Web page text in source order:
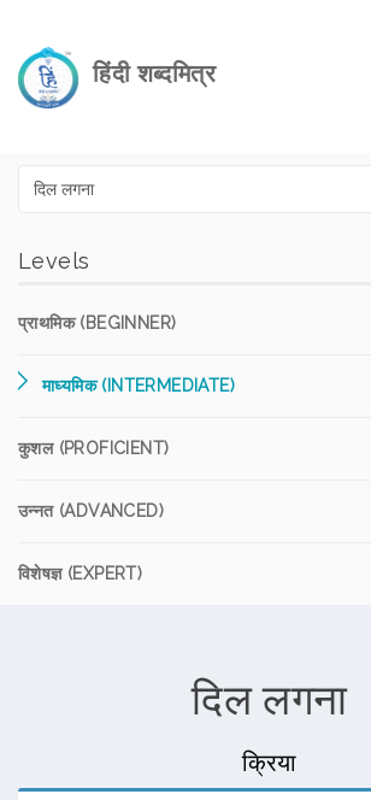
हिंदी शब्दमित्र
Levels
प्राथमिक (BEGINNER)
माध्यमिक (INTERMEDIATE)
कुशल (PROFICIENT)
उन्नत (ADVANCED)
विशेषज्ञ (EXPERT)
दिल लगना
क्रिया